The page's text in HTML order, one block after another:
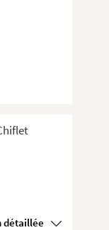
Voir la présentation détaillée